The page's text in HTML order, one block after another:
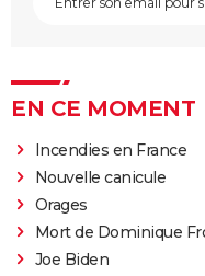
EN CE MOMENT
Incendies en France
Nouvelle canicule
Orages
Mort de Dominique
Joe Biden